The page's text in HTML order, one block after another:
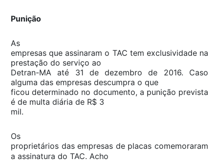
Punição
As
empresas que assinaram o TAC tem exclusividade na
prestação do serviço ao
Detran-MA até 31 de dezembro de 2016. Caso
alguma das empresas descumpra o que
ficou determinado no documento, a punição prevista
é de multa diária de R$ 3
mil.
Os
proprietários das empresas de placas comemoraram
a assinatura do TAC. Acho